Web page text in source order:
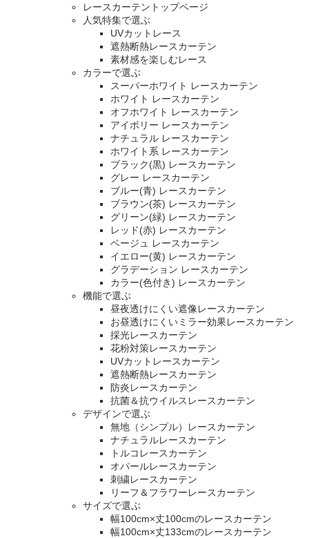
レースカーテントップページ
人気特集で選ぶ
UVカットレース
遮熱断熱レースカーテン
素材感を楽しむレース
カラーで選ぶ
スーパーホワイト レースカーテン
ホワイト レースカーテン
オフホワイト レースカーテン
アイボリー レースカーテン
ナチュラル レースカーテン
ホワイト系 レースカーテン
ブラック(黒) レースカーテン
グレー レースカーテン
ブルー(青) レースカーテン
ブラウン(茶) レースカーテン
グリーン(緑) レースカーテン
レッド(赤) レースカーテン
ベージュ レースカーテン
イエロー(黄) レースカーテン
グラデーション レースカーテン
カラー(色付き) レースカーテン
機能で選ぶ
昼夜透けにくい遮像レースカーテン
お昼透けにくいミラー効果レースカーテン
採光レースカーテン
花粉対策レースカーテン
UVカットレースカーテン
遮熱断熱レースカーテン
防炎レースカーテン
抗菌＆抗ウイルスレースカーテン
デザインで選ぶ
無地（シンプル）レースカーテン
ナチュラルレースカーテン
トルコレースカーテン
オパールレースカーテン
刺繍レースカーテン
リーフ＆フラワーレースカーテン
サイズで選ぶ
幅100cm×丈100cmのレースカーテン
幅100cm×丈133cmのレースカーテン